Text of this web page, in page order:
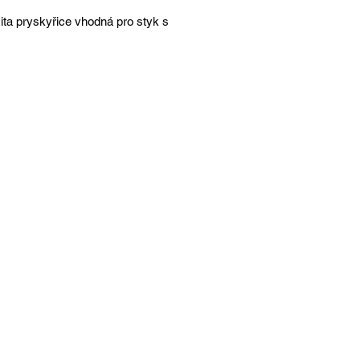
pryskyřice vhodná pro styk s